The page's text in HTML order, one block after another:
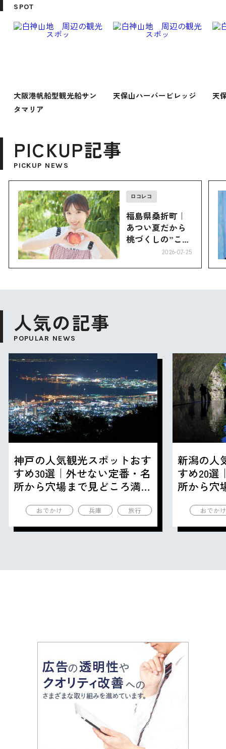
SPOT
大阪港帆船型観光船サン
タマリア
天保山ハーバービレッジ 天
PICKUP記事
PICKUP NEWS
ロコレコ
福島県桑折町｜
あつい夏だから
桃づくしの”こお
2026-07-25
人気の記事
POPULAR NEWS
神戸の人気観光スポットおす
すめ30選｜外せない定番・名
所から穴場まで見どころ満載
おでかけ 兵庫 旅行
新潟の人
すめ20選
所から穴
おでか